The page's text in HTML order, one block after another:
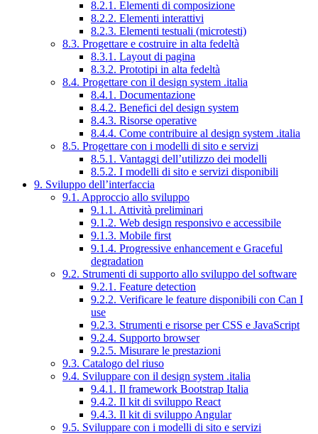
8.2.1. Elementi di composizione
8.2.2. Elementi interattivi
8.2.3. Elementi testuali (microtesti)
8.3. Progettare e costruire in alta fedeltà
8.3.1. Layout di pagina
8.3.2. Prototipi in alta fedeltà
8.4. Progettare con il design system .italia
8.4.1. Documentazione
8.4.2. Benefici del design system
8.4.3. Risorse operative
8.4.4. Come contribuire al design system .italia
8.5. Progettare con i modelli di sito e servizi
8.5.1. Vantaggi dell’utilizzo dei modelli
8.5.2. I modelli di sito e servizi disponibili
9. Sviluppo dell’interfaccia
9.1. Approccio allo sviluppo
9.1.1. Attività preliminari
9.1.2. Web design responsivo e accessibile
9.1.3. Mobile first
9.1.4. Progressive enhancement e Graceful
degradation
9.2. Strumenti di supporto allo sviluppo del software
9.2.1. Feature detection
9.2.2. Verificare le feature disponibili con Can I
use
9.2.3. Strumenti e risorse per CSS e JavaScript
9.2.4. Supporto browser
9.2.5. Misurare le prestazioni
9.3. Catalogo del riuso
9.4. Sviluppare con il design system .italia
9.4.1. Il framework Bootstrap Italia
9.4.2. Il kit di sviluppo React
9.4.3. Il kit di sviluppo Angular
9.5. Sviluppare con i modelli di sito e servizi